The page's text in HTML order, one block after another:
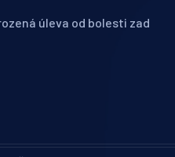
úleva od bolesti zad